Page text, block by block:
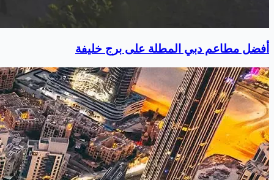
أفضل مطاعم دبي المطلة على برج خليفة